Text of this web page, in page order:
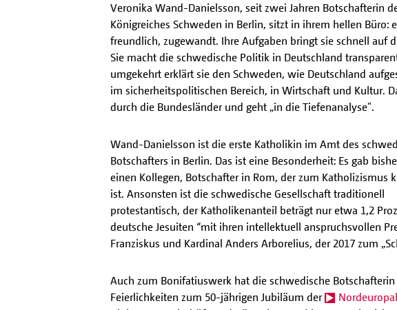
Veronika Wand-Danielsson, seit zwei Jahren Botschafterin
Königreiches Schweden in Berlin, sitzt in ihrem hellen Büro:
freundlich, zugewandt. Ihre Aufgaben bringt sie schnell auf
Sie macht die schwedische Politik in Deutschland
umgekehrt erklärt sie den Schweden, wie Deutschland
im sicherheitspolitischen Bereich, in Wirtschaft und Kultur.
durch die Bundesländer und geht „in die Tiefenanalyse".
Wand-Danielsson ist die erste Katholikin im Amt des
Botschafters in Berlin. Das ist eine Besonderheit: Es gab
einen Kollegen, Botschafter in Rom, der zum Katholizismus
ist. Ansonsten ist die schwedische Gesellschaft traditionell
protestantisch, der Katholikenanteil beträgt nur etwa 1,2
deutsche Jesuiten “mit ihren intellektuell anspruchsvollen
Franziskus und Kardinal Anders Arborelius, der 2017 zum
Auch zum Bonifatiuswerk hat die schwedische
Feierlichkeiten zum 50-jährigen Jubiläum der